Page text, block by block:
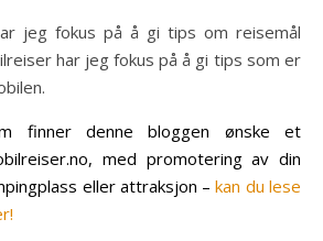
jeg fokus på å gi tips om reisemål
har jeg fokus på å gi tips som er
finner denne bloggen ønske et
med promotering av din
eller attraksjon –kan du lese